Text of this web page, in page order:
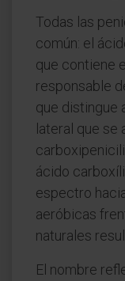
Todas las
común: el
que contiene
responsable
que distingue
lateral que se
ácido
espectro
aeróbicas
naturales
El nombre